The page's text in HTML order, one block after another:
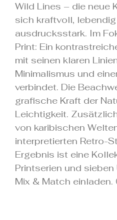
Wild Lines – die neue
sich kraftvoll,
ausdrucksstark. Im
Print: Ein
mit seinen klaren
Minimalismus und
verbindet. Die
grafische Kraft der
Leichtigkeit.
von karibischen
interpretierten Retro-
Ergebnis ist eine
Printserien und sieben
Mix & Match einladen.